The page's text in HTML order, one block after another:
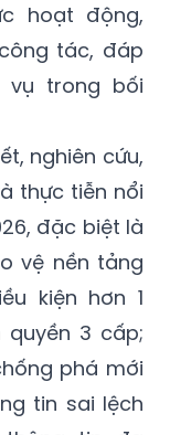
hoạt động,
tác, đáp
vụ trong bối
nghiên cứu,
thực tiễn nổi
đặc biệt là
vệ nền tảng
kiện hơn 1
quyền 3 cấp;
phá mới
tin sai lệch